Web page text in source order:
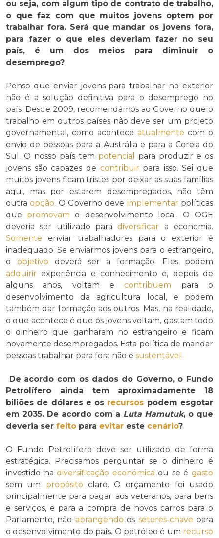
ou seja, com algum tipo de contrato de trabalho,
o que faz com que muitos jovens optem por
trabalhar fora. Será que mandar os jovens fora,
para fazer o que eles deveriam fazer no seu
país, é um dos meios para diminuir o
desemprego?
Penso que enviar jovens para trabalhar no exterior
não é a solução definitiva para o desemprego no
país. Desde 2009, recomendámos ao Governo que o
trabalho em outros países não deve ser um projeto
governamental, como acontece atualmente com o
envio de pessoas para a Austrália e para a Coreia do
Sul. O nosso país tem potencial
para produzir e os
jovens são capazes de contribuirpara isso. Sei que
muitos jovens ficam tristes por deixar as suas famílias
aqui, mas por estarem desempregados, não têm
outraopção. O Governo deve implementarpolíticas
que promovam o desenvolvimento local. O OGE
deveria ser utilizado paradiversificar a economia.
Somente enviar trabalhadores para o exterior é
inadequado. Se enviarmos jovens para o estrangeiro,
o objetivo deverá ser a formação. Eles podem
adquirir experiência e conhecimento e, depois de
alguns anos, voltam econtribuem para o
desenvolvimento da agricultura local, e podem
também dar formação aos outros. Mas, na realidade,
o que acontece é que os jovens voltam, gastam todo
o dinheiro que ganharam no estrangeiro e ficam
novamente desempregados. Esta política de mandar
pessoas trabalhar para fora não é sustentável .
De acordo com os dados do Governo, o Fundo
Petrolífero ainda tem aproximadamente 18
biliões de dólares e os recursos podem esgotar
em 2035. De acordo com a Luta Hamutuk, o que
deveria ser feito para evitar este cenário?
O Fundo Petrolífero deve ser utilizado de forma
estratégica. Precisamos perguntar se o dinheiro é
investido nadiversificação económica ou se égasto
sem um propósito claro. O orçamento foi usado
principalmente para pagar aos veteranos, para bens
e serviços, e para a compra de novos carros para o
Parlamento, não abrangendo os setores-chave para
o desenvolvimento do país. O petróleo é um recurso